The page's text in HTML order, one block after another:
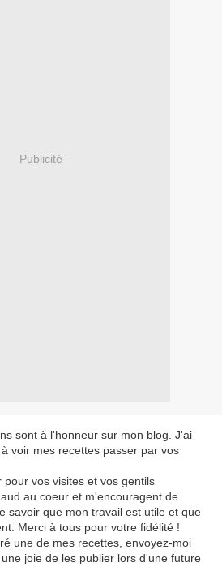
Publicité
sont à l'honneur sur mon blog. J'ai
voir mes recettes passer par vos
vos visites et vos gentils
au coeur et m'encouragent de
savoir que mon travail est utile et que
Merci à tous pour votre fidélité !
une de mes recettes, envoyez-moi
joie de les publier lors d'une future